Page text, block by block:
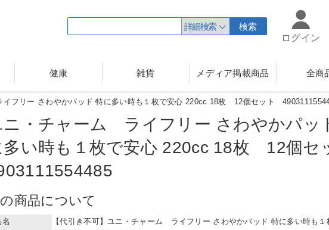
詳細検索
検索
ログイン
健康 雑貨 メディア掲載商品 全商
フリー さわやかパッド 特に多い時も１枚で安心 220cc 18枚 12個セット
ニ・チャーム ライフリー さわやかパッ
多い時も１枚で安心 220cc 18枚 12個セ
54485
商品について
名
【代引き不可】ユニ・チャーム ライフリー さわやかパッド 特に多い時も１